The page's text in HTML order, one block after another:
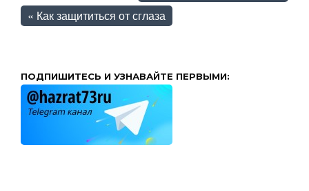
« Как защититься от сглаза
ПОДПИШИТЕСЬ И УЗНАВАЙТЕ ПЕРВЫМИ: